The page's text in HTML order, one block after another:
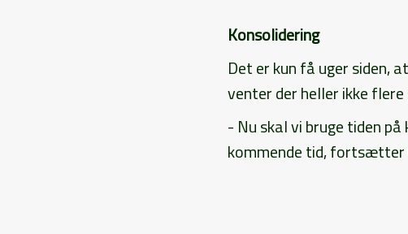
Konsolidering
Det er kun få uger siden,
venter der heller ikke
- Nu skal vi bruge tiden
kommende tid, fortsætter